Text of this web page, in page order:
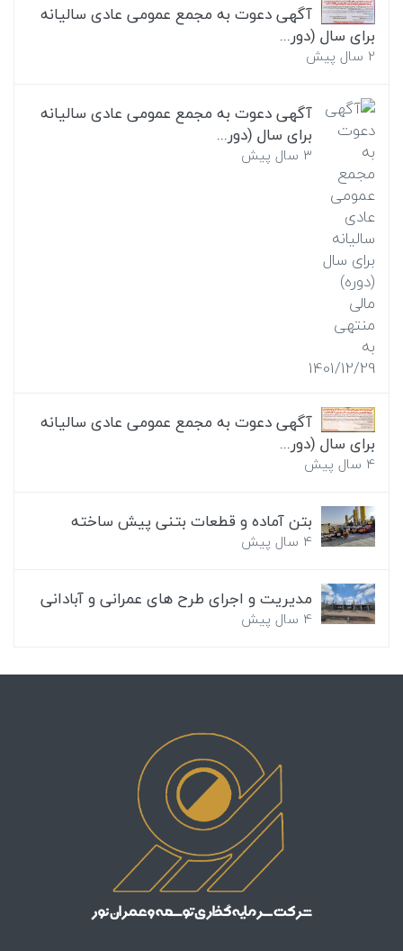
آگهی دعوت به مجمع عمومی عادی سالیانه
برای سال (دور...
2 سال پیش
آگهی دعوت به مجمع عمومی عادی سالیانه
برای سال (دور...
3 سال پیش
آگهی دعوت به مجمع عمومی عادی سالیانه
برای سال (دور...
4 سال پیش
بتن آماده و قطعات بتنی پیش ساخته
4 سال پیش
مدیریت و اجرای طرح های عمرانی و آبادانی
4 سال پیش